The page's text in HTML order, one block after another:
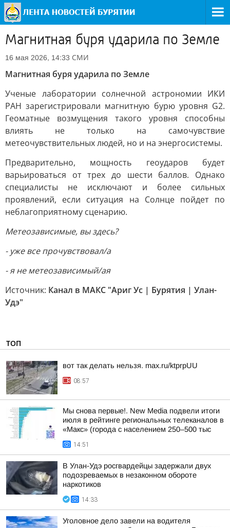
Магнитная буря ударила по Земле
16 мая 2026, 14:33 СМИ
Магнитная буря ударила по Земле
Ученые лаборатории солнечной астрономии ИКИ
РАН зарегистрировали магнитную бурю уровня G2.
Геоматные возмущения такого уровня способны
влиять не только на самочувствие
метеочувствительных людей, но и на энергосистемы.
Предварительно, мощность геоударов будет
варьироваться от трех до шести баллов. Однако
специалисты не исключают и более сильных
проявлений, если ситуация на Солнце пойдет по
неблагоприятному сценарию.
Метеозависимые, вы здесь?
- уже все прочувствовал/а
- я не метеозависимый/ая
Источник: Канал в МАКС "Ариг Ус | Бурятия | Улан-
Удэ"
ТОП
вот так делать нельзя. max.ru/ktprpUU
08:57
Мы снова первые!. New Media подвели итоги
июля в рейтинге региональных телеканалов в
«Макс» (города с населением 250–500 тыс
14:51
В Улан-Удэ росгвардейцы задержали двух
подозреваемых в незаконном обороте
наркотиков
14:33
Уголовное дело завели на водителя